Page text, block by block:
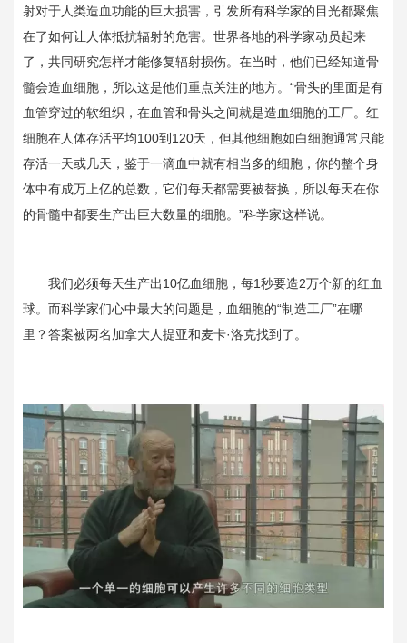
射对于人类造血功能的巨大损害，引发所有科学家的目光都聚焦
在了如何让人体抵抗辐射的危害。世界各地的科学家动员起来
了，共同研究怎样才能修复辐射损伤。在当时，他们已经知道骨
髓会造血细胞，所以这是他们重点关注的地方。“骨头的里面是有
血管穿过的软组织，在血管和骨头之间就是造血细胞的工厂。红
细胞在人体存活平均100到120天，但其他细胞如白细胞通常只能
存活一天或几天，鉴于一滴血中就有相当多的细胞，你的整个身
体中有成万上亿的总数，它们每天都需要被替换，所以每天在你
的骨髓中都要生产出巨大数量的细胞。”科学家这样说。
我们必须每天生产出10亿血细胞，每1秒要造2万个新的红血
球。而科学家们心中最大的问题是，血细胞的“制造工厂”在哪
里？答案被两名加拿大人提亚和麦卡·洛克找到了。